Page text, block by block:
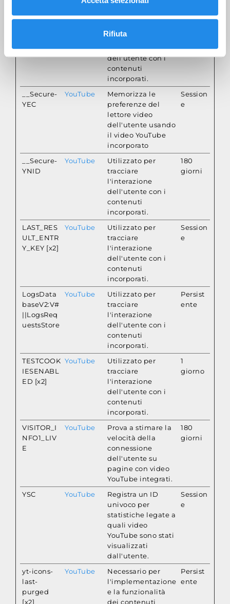
Rifiuta
TOKEN
tracciare
l'interazione
dell'utente con i
contenuti
incorporati.
__Secure-
YEC
YouTube
Memorizza le
preferenze del
lettore video
dell'utente usando
il video YouTube
incorporato
Session
e
__Secure-
YNID
YouTube
Utilizzato per
tracciare
l'interazione
dell'utente con i
contenuti
incorporati.
180
giorni
LAST_RES
ULT_ENTR
Y_KEY [x2]
YouTube
Utilizzato per
tracciare
l'interazione
dell'utente con i
contenuti
incorporati.
Session
e
LogsData
baseV2:V#
||LogsReq
uestsStore
YouTube
Utilizzato per
tracciare
l'interazione
dell'utente con i
contenuti
incorporati.
Persist
ente
TESTCOOK
IESENABL
ED [x2]
YouTube
Utilizzato per
tracciare
l'interazione
dell'utente con i
contenuti
incorporati.
1
giorno
VISITOR_I
NFO1_LIV
E
YouTube
Prova a stimare la
velocità della
connessione
dell'utente su
pagine con video
YouTube integrati.
180
giorni
YSC YouTube
Registra un ID
univoco per
statistiche legate a
quali video
YouTube sono stati
visualizzati
dall'utente.
Session
e
yt-icons-
last-
purged
[x2]
YouTube
Necessario per
l'implementazione
e la funzionalità
dei contenuti
Persist
ente